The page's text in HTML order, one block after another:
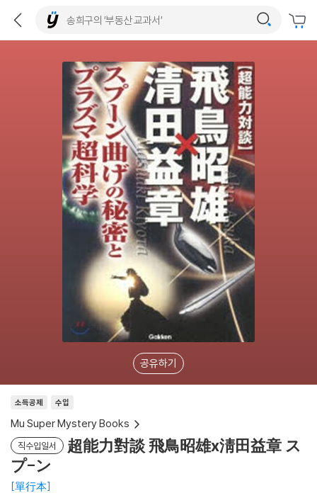
공유하기
소득공제 수입
Mu Super Mystery Books
직수입일서
超能力對談 飛鳥昭雄x淸田益章 ス
プ-ン
單行本